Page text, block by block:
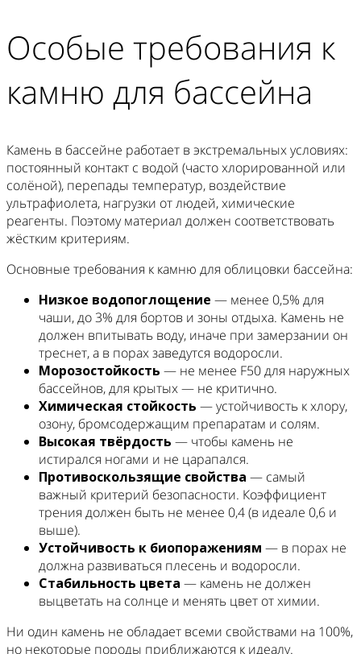
Особые требования к
камню для бассейна
Камень в бассейне работает в экстремальных условиях:
постоянный контакт с водой (часто хлорированной или
солёной), перепады температур, воздействие
ультрафиолета, нагрузки от людей, химические
реагенты. Поэтому материал должен соответствовать
жёстким критериям.
Основные требования к камню для облицовки бассейна:
Низкое водопоглощение — менее 0,5% для
чаши, до 3% для бортов и зоны отдыха. Камень не
должен впитывать воду, иначе при замерзании он
треснет, а в порах заведутся водоросли.
Морозостойкость — не менее F50 для наружных
бассейнов, для крытых — не критично.
Химическая стойкость — устойчивость к хлору,
озону, бромсодержащим препаратам и солям.
Высокая твёрдость — чтобы камень не
истирался ногами и не царапался.
Противоскользящие свойства — самый
важный критерий безопасности. Коэффициент
трения должен быть не менее 0,4 (в идеале 0,6 и
выше).
Устойчивость к биопоражениям — в порах не
должна развиваться плесень и водоросли.
Стабильность цвета — камень не должен
выцветать на солнце и менять цвет от химии.
Ни один камень не обладает всеми свойствами на 100%,
но некоторые породы приближаются к идеалу.